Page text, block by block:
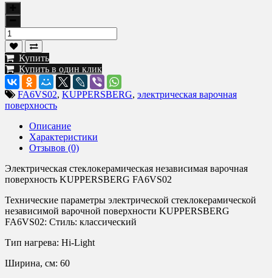
Купить
Купить в один клик
FA6VS02, KUPPERSBERG, электрическая варочная
поверхность
Описание
Характеристики
Отзывов (0)
Электрическая стеклокерамическая независимая варочная
поверхность KUPPERSBERG FA6VS02
Технические параметры электрической стеклокерамической
независимой варочной поверхности KUPPERSBERG
FA6VS02: Стиль: классический
Тип нагрева: Hi-Light
Ширина, см: 60